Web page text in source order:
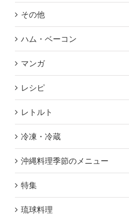
その他
ハム・ベーコン
マンガ
レシピ
レトルト
冷凍・冷蔵
沖縄料理季節のメニュー
特集
琉球料理